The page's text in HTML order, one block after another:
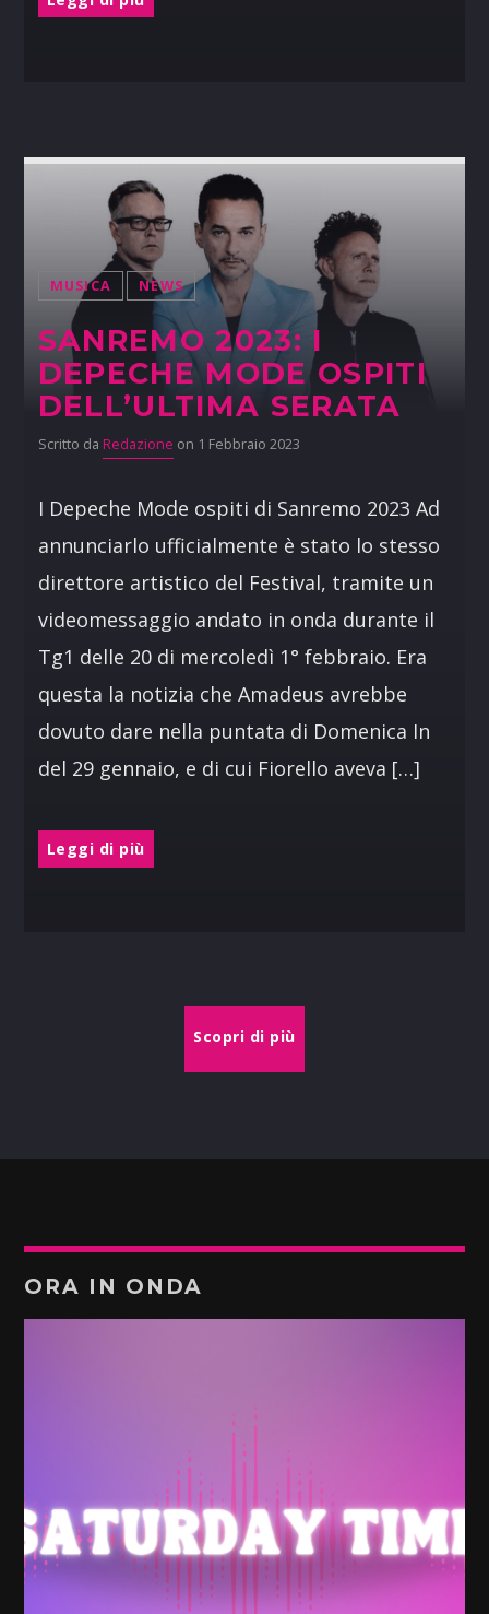
MUSICA NEWS
SANREMO 2023: I
DEPECHE MODE OSPITI
DELL’ULTIMA SERATA
Scritto da Redazione on 1 Febbraio 2023
I Depeche Mode ospiti di Sanremo 2023 Ad
annunciarlo ufficialmente è stato lo stesso
direttore artistico del Festival, tramite un
videomessaggio andato in onda durante il
Tg1 delle 20 di mercoledì 1° febbraio. Era
questa la notizia che Amadeus avrebbe
dovuto dare nella puntata di Domenica In
del 29 gennaio, e di cui Fiorello aveva […]
Leggi di più
Scopri di più
ORA IN ONDA